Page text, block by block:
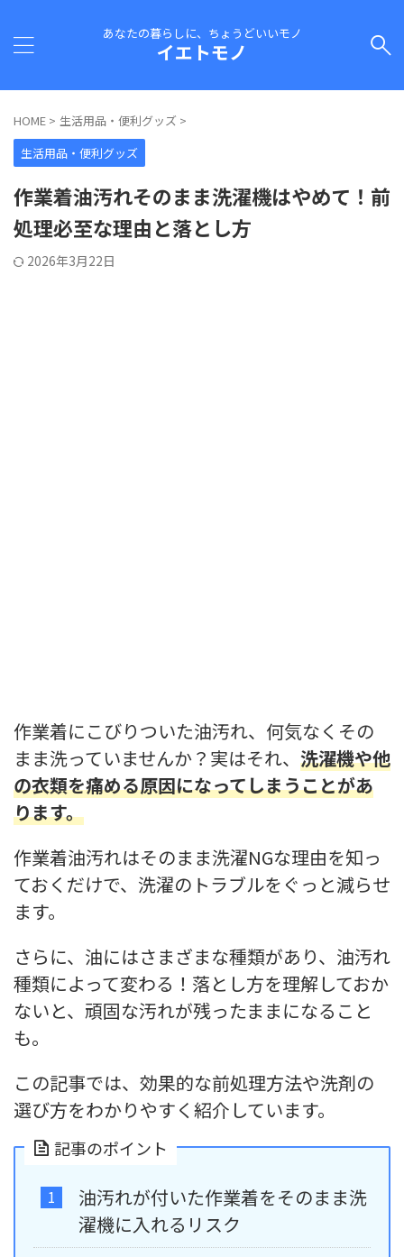
あなたの暮らしに、ちょうどいいモノ
イエトモノ
HOME > 生活用品・便利グッズ >
生活用品・便利グッズ
作業着油汚れそのまま洗濯機はやめて！前
処理必至な理由と落とし方
2026年3月22日
作業着にこびりついた油汚れ、何気なくその
まま洗っていませんか？実はそれ、 洗濯機や他
の衣類を痛める原因になってしまうことがあ
ります。
作業着油汚れはそのまま洗濯NGな理由を知っ
ておくだけで、洗濯のトラブルをぐっと減らせ
ます。
さらに、油にはさまざまな種類があり、油汚れ
種類によって変わる！落とし方を理解しておか
ないと、頑固な汚れが残ったままになること
も。
この記事では、効果的な前処理方法や洗剤の
選び方をわかりやすく紹介しています。
記事のポイント
油汚れが付いた作業着をそのまま洗
濯機に入れるリスク